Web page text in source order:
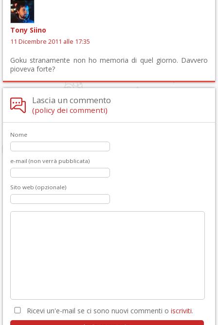
Tony Siino
11 Dicembre 2011 alle 17:35
Goku stranamente non ho memoria di quel giorno. Davvero
pioveva forte?
Lascia un commento
(policy dei commenti)
Nome
e-mail (non verrà pubblicata)
Sito web (opzionale)
Ricevi un'e-mail se ci sono nuovi commenti o iscriviti.